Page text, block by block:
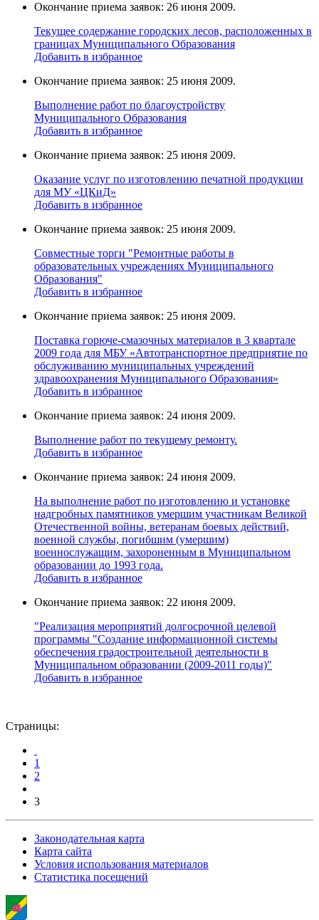
Окончание приема заявок: 26 июня 2009.
Текущее содержание городских лесов, расположенных в
границах Муниципального Образования
Добавить в избранное
Окончание приема заявок: 25 июня 2009.
Выполнение работ по благоустройству
Муниципального Образования
Добавить в избранное
Окончание приема заявок: 25 июня 2009.
Оказание услуг по изготовлению печатной продукции
для МУ «ЦКиД»
Добавить в избранное
Окончание приема заявок: 25 июня 2009.
Cовместные торги "Ремонтные работы в
образовательных учреждениях Муниципального
Образования"
Добавить в избранное
Окончание приема заявок: 25 июня 2009.
Поставка горюче-смазочных материалов в 3 квартале
2009 года для МБУ «Автотранспортное предприятие по
обслуживанию муниципальных учреждений
здравоохранения Муниципального Образования»
Добавить в избранное
Окончание приема заявок: 24 июня 2009.
Выполнение работ по текущему ремонту.
Добавить в избранное
Окончание приема заявок: 24 июня 2009.
На выполнение работ по изготовлению и установке
надгробных памятников умершим участникам Великой
Отечественной войны, ветеранам боевых действий,
военной службы, погибшим (умершим)
военнослужащим, захороненным в Муниципальном
образовании до 1993 года.
Добавить в избранное
Окончание приема заявок: 22 июня 2009.
"Реализация мероприятий долгосрочной целевой
программы "Создание информационной системы
обеспечения градостроительной деятельности в
Муниципальном образовании (2009-2011 годы)"
Добавить в избранное
Страницы:
1
2
3
Законодательная карта
Карта сайта
Условия использования материалов
Статистика посещений